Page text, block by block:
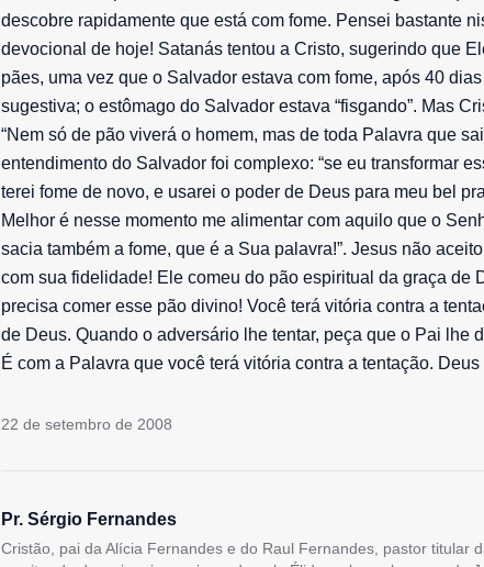
descobre rapidamente que está com fome. Pensei bastante
devocional de hoje! Satanás tentou a Cristo, sugerindo que
pães, uma vez que o Salvador estava com fome, após 40
sugestiva; o estômago do Salvador estava “fisgando”. Mas
“Nem só de pão viverá o homem, mas de toda Palavra que
entendimento do Salvador foi complexo: “se eu transformar
terei fome de novo, e usarei o poder de Deus para meu bel
Melhor é nesse momento me alimentar com aquilo que o
sacia também a fome, que é a Sua palavra!”. Jesus não
com sua fidelidade! Ele comeu do pão espiritual da graça de
precisa comer esse pão divino! Você terá vitória contra a
de Deus. Quando o adversário lhe tentar, peça que o Pai lhe
É com a Palavra que você terá vitória contra a tentação. Deus
22 de setembro de 2008
Pr. Sérgio Fernandes
Cristão, pai da Alícia Fernandes e do Raul Fernandes, pastor titular